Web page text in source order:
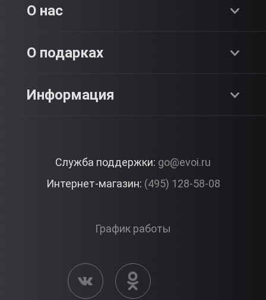
Premium
О нас
О компании
Контакты
О подарках
Как это работает?
Вопросы и ответы
Информация
Корпоративные подарки
Активация сертификата
Служба поддержки: go@evoi.ru
Интернет-магазин: (495) 128-58-08
График работы